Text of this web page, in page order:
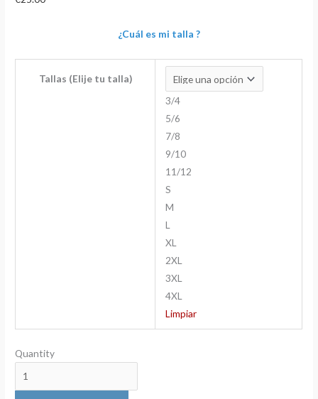
¿Cuál es mi talla ?
Tallas (Elije tu talla)
3/4
5/6
7/8
9/10
11/12
S
M
L
XL
2XL
3XL
4XL
Limpiar
Quantity